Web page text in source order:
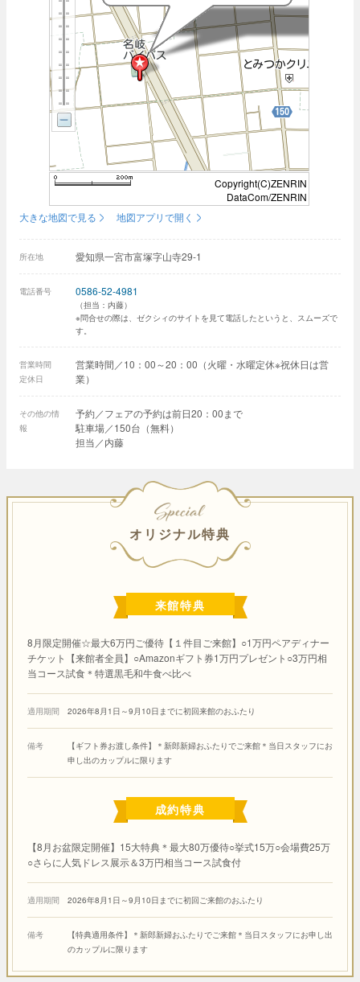
Copyright(C)ZENRIN
DataCom/ZENRIN
大きな地図で見る
地図アプリで開く
所在地 愛知県一宮市富塚字山寺29-1
電話番号 0586-52-4981
（担当：内藤）
※問合せの際は、ゼクシィのサイトを見て電話したというと、スムーズで
す。
営業時間
定休日
営業時間／10：00～20：00（火曜・水曜定休※祝休日は営
業）
その他の情
報
予約／フェアの予約は前日20：00まで
駐車場／150台（無料）
担当／内藤
SPECIAL
オリジナル特典
来館特典
8月限定開催☆最大6万円ご優待【１件目ご来館】○1万円ペアディナー
チケット【来館者全員】○Amazonギフト券1万円プレゼント○3万円相
当コース試食＊特選黒毛和牛食べ比べ
適用期間 2026年8月1日～9月10日までに初回来館のおふたり
備考
【ギフト券お渡し条件】＊新郎新婦おふたりでご来館＊当日スタッフにお
申し出のカップルに限ります
成約特典
【8月お盆限定開催】15大特典＊最大80万優待○挙式15万○会場費25万
○さらに人気ドレス展示＆3万円相当コース試食付
適用期間 2026年8月1日～9月10日までに初回ご来館のおふたり
備考
【特典適用条件】＊新郎新婦おふたりでご来館＊当日スタッフにお申し出
のカップルに限ります